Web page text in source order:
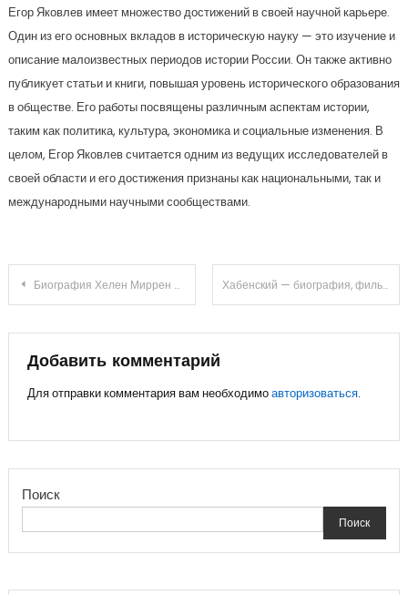
Егор Яковлев имеет множество достижений в своей научной карьере.
Один из его основных вкладов в историческую науку — это изучение и
описание малоизвестных периодов истории России. Он также активно
публикует статьи и книги, повышая уровень исторического образования
в обществе. Его работы посвящены различным аспектам истории,
таким как политика, культура, экономика и социальные изменения. В
целом, Егор Яковлев считается одним из ведущих исследователей в
своей области и его достижения признаны как национальными, так и
международными научными сообществами.
Навигация
записям
Биография Хелен Миррен — успешная актриса с неподдельной страстью к искусству, многократная лауреатка престижных наград и источник вдохновения для поколений актеров Хабенский — биография, фильмография и личная жизнь выдающегося актера Алексея Хабенского — узнайте все о его успехах и событиях в его жизни
Добавить комментарий
Для отправки комментария вам необходимоавторизоваться.
Поиск
Поиск